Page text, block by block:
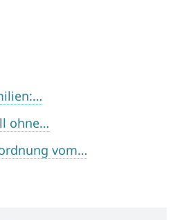
ohne…
vom…